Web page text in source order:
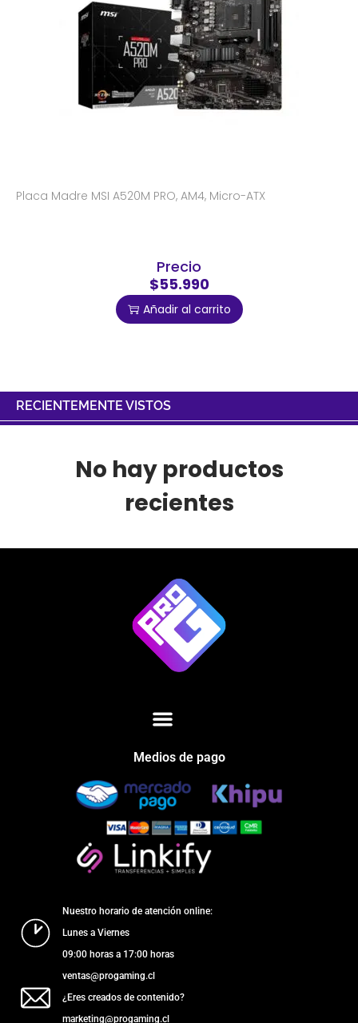
Placa Madre MSI A520M PRO, AM4, Micro-ATX
Precio
$55.990
Añadir al carrito
RECIENTEMENTE VISTOS
No hay productos
recientes
Medios de pago
Nuestro horario de atención online:
Lunes a Viernes
09:00 horas a 17:00 horas
ventas@progaming.cl
¿Eres creados de contenido?
marketing@progaming.cl